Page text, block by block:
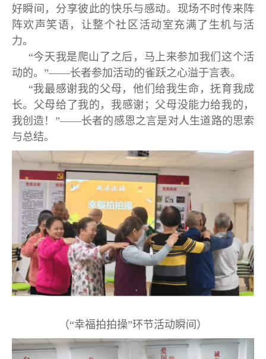
好瞬间，分享彼此的快乐与感动。现场不时传来阵
阵欢声笑语，让整个社区活动室充满了生机与活
力。
“今天我是爬山了之后，马上来参加我们这个活
动的。”——长者参加活动的雀跃之心溢于言表。
“我最感谢我的父母，他们给我生命，抚育我成
长。父母给了我的，我感谢；父母没能力给我的，
我创造！”——长者的感恩之言是对人生道路的思索
与总结。
（“幸福拍拍操”环节活动瞬间）